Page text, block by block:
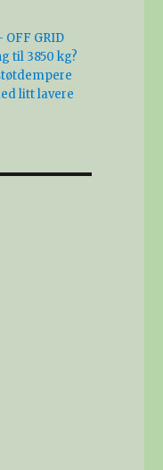
OFF GRID
til 3850 kg?
litt lavere